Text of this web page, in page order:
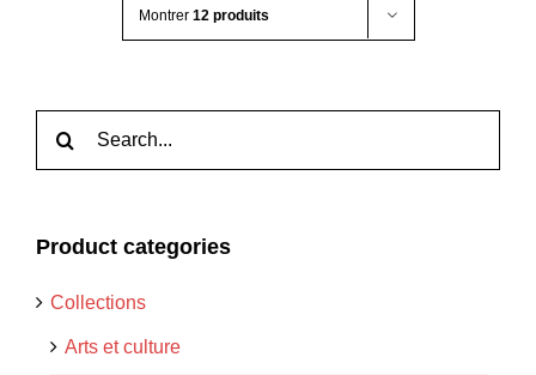
Montrer 12 produits
Product categories
Collections
Arts et culture